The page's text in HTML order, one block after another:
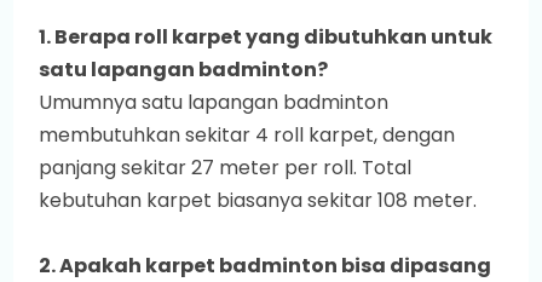
1. Berapa roll karpet yang dibutuhkan untuk
satu lapangan badminton?
Umumnya satu lapangan badminton
membutuhkan sekitar 4 roll karpet, dengan
panjang sekitar 27 meter per roll. Total
kebutuhan karpet biasanya sekitar 108 meter.
2. Apakah karpet badminton bisa dipasang